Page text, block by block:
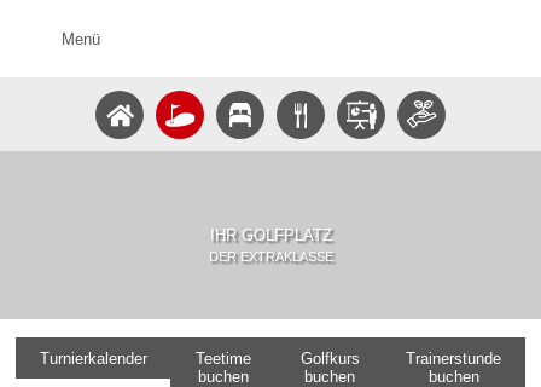
Menü
IHR GOLFPLATZ
DER EXTRAKLASSE
Turnierkalender
Teetime
buchen
Golfkurs
buchen
Trainerstunde
buchen